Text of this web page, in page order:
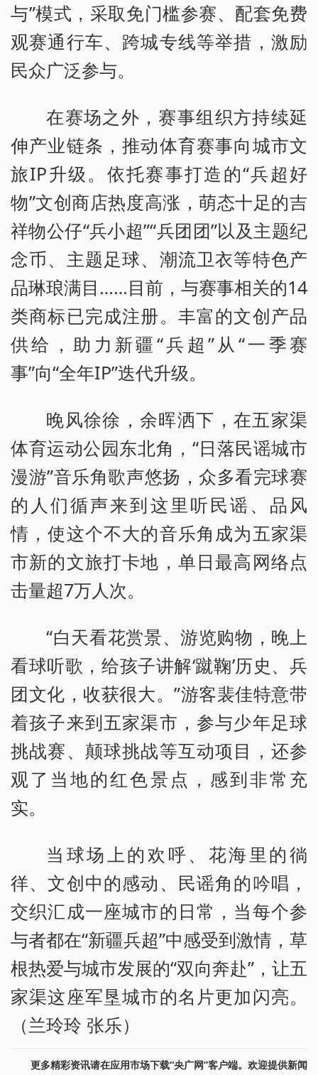
与”模式，采取免门槛参赛、配套免费
观赛通行车、跨城专线等举措，激励
民众广泛参与。
在赛场之外，赛事组织方持续延
伸产业链条，推动体育赛事向城市文
旅IP升级。依托赛事打造的“兵超好
物”文创商店热度高涨，萌态十足的吉
祥物公仔“兵小超”“兵团团”以及主题纪
念币、主题足球、潮流卫衣等特色产
品琳琅满目……目前，与赛事相关的14
类商标已完成注册。丰富的文创产品
供给，助力新疆“兵超”从“一季赛
事”向“全年IP”迭代升级。
晚风徐徐，余晖洒下，在五家渠
体育运动公园东北角，“日落民谣城市
漫游”音乐角歌声悠扬，众多看完球赛
的人们循声来到这里听民谣、品风
情，使这个不大的音乐角成为五家渠
市新的文旅打卡地，单日最高网络点
击量超7万人次。
“白天看花赏景、游览购物，晚上
看球听歌，给孩子讲解‘蹴鞠’历史、兵
团文化，收获很大。”游客裴佳特意带
着孩子来到五家渠市，参与少年足球
挑战赛、颠球挑战等互动项目，还参
观了当地的红色景点，感到非常充
实。
当球场上的欢呼、花海里的徜
徉、文创中的感动、民谣角的吟唱，
交织汇成一座城市的日常，当每个参
与者都在“新疆兵超”中感受到激情，草
根热爱与城市发展的“双向奔赴”，让五
家渠这座军垦城市的名片更加闪亮。
（兰玲玲 张乐）
更多精彩资讯请在应用市场下载“央广网”客户端。欢迎提供新闻